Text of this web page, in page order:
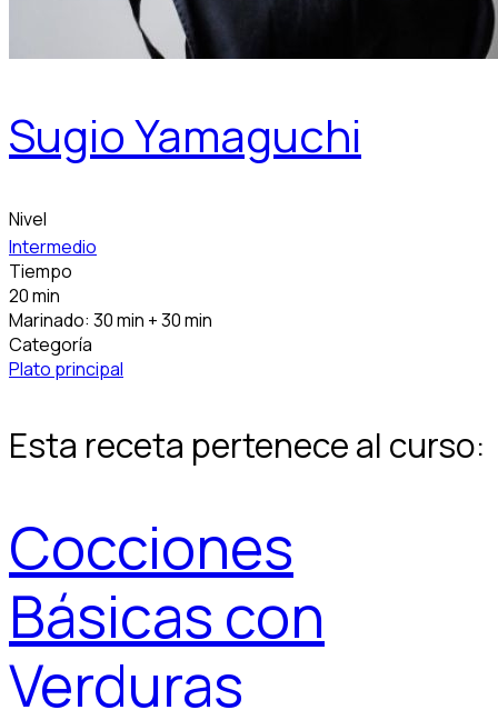
Sugio Yamaguchi
Nivel
Intermedio
Tiempo
20 min
Marinado: 30 min + 30 min
Categoría
Plato principal
Esta receta pertenece al curso:
Cocciones
Básicas con
Verduras